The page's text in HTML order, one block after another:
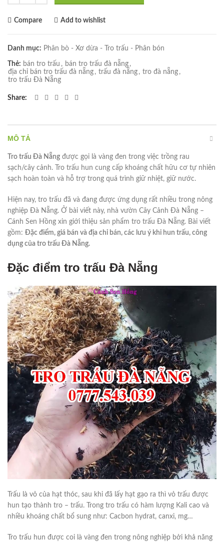
Compare Add to wishlist
Danh mục: Phân bò - Xơ dừa - Tro trấu - Phân bón
Thẻ: bán tro trấu , bán tro trấu đà nẵng ,
địa chỉ bán tro trấu đà nẵng , trấu đà nẵng , tro đà nẵng ,
tro trấu Đà Nẵng
Share
MÔ TẢ
Tro trấu Đà Nẵng được gọi là vàng đen trong việc trồng rau
sạch/cây cảnh. Tro trấu hun cung cấp khoáng chất hữu cơ tự nhiên
sạch hoàn toàn và hỗ trợ trong quá trình giữ nhiệt, giữ nước.
Hiện nay, tro trấu đã và đang được ứng dụng rất nhiều trong nông
nghiệp Đà Nẵng. Ở bài viết này, nhà vườn Cây Cảnh Đà Nẵng –
Cánh Sen Hồng xin giới thiệu sản phẩm tro trấu Đà Nẵng. Bài viết
gồm: Đặc điểm, giá bán và địa chỉ bán, các lưu ý khi hun trấu, công
dụng của tro trấu Đà Nẵng.
Đặc điểm tro trấu Đà Nẵng
Trấu là vỏ của hạt thóc, sau khi đã lấy hạt gạo ra thì vỏ trấu được
hun tạo thành tro – trấu. Trong tro trấu có hàm lượng Kali cao và
nhiều khoáng chất bổ sung như: Cacbon hydrat, canxi, mg…
Tro trấu hun được coi là vàng đen trong nông nghiệp bởi khả năng